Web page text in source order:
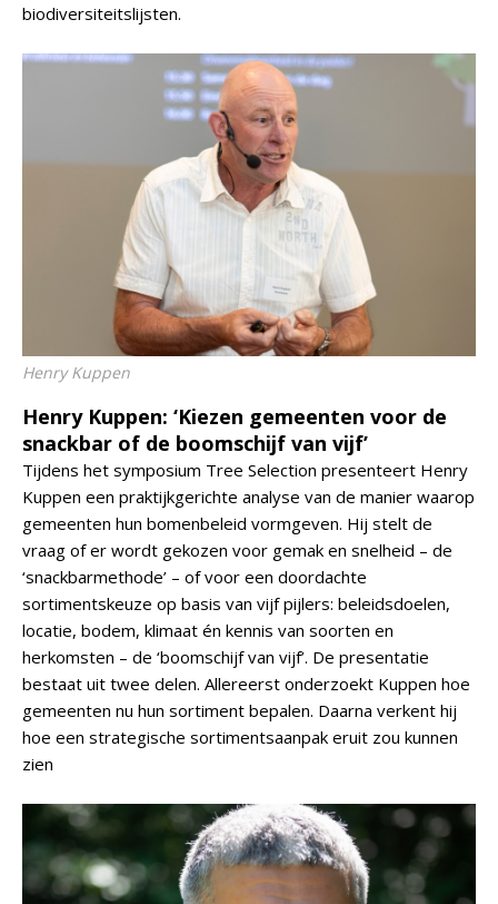
biodiversiteitslijsten.
Henry Kuppen
Henry Kuppen: ‘Kiezen gemeenten voor de
snackbar of de boomschijf van vijf’
Tijdens het symposium Tree Selection presenteert Henry
Kuppen een praktijkgerichte analyse van de manier waarop
gemeenten hun bomenbeleid vormgeven. Hij stelt de
vraag of er wordt gekozen voor gemak en snelheid – de
‘snackbarmethode’ – of voor een doordachte
sortimentskeuze op basis van vijf pijlers: beleidsdoelen,
locatie, bodem, klimaat én kennis van soorten en
herkomsten – de ‘boomschijf van vijf’. De presentatie
bestaat uit twee delen. Allereerst onderzoekt Kuppen hoe
gemeenten nu hun sortiment bepalen. Daarna verkent hij
hoe een strategische sortimentsaanpak eruit zou kunnen
zien